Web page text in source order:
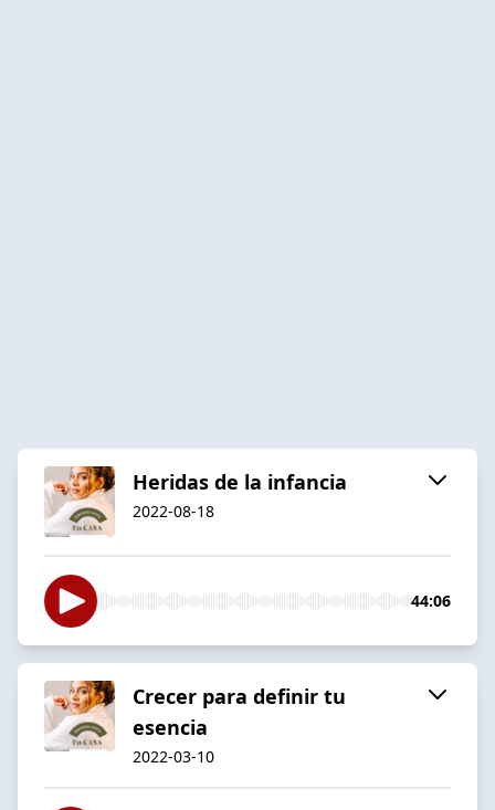
Heridas de la infancia
2022-08-18
44:06
Crecer para definir tu
esencia
2022-03-10